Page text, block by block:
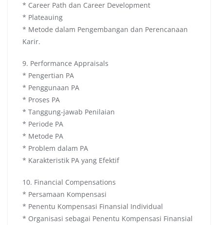
* Career Path dan Career Development
* Plateauing
* Metode dalam Pengembangan dan Perencanaan
Karir.
9. Performance Appraisals
* Pengertian PA
* Penggunaan PA
* Proses PA
* Tanggung-jawab Penilaian
* Periode PA
* Metode PA
* Problem dalam PA
* Karakteristik PA yang Efektif
10. Financial Compensations
* Persamaan Kompensasi
* Penentu Kompensasi Finansial Individual
* Organisasi sebagai Penentu Kompensasi Finansial